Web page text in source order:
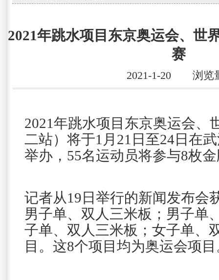
2021年跳水项目东京奥运会、世
赛
2021-1-20 浏览
2021年跳水项目东京奥运会、
二站）将于1月21日至24日在
举办，55名运动员将参与8枚
记者从19日举行的新闻发布会
男子单、双人三米板；男子单
子单、双人三米板；女子单、
目。这8个项目均为奥运会项